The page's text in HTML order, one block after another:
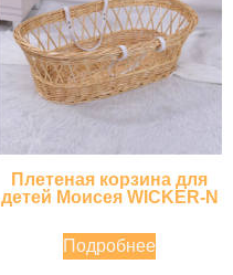
Плетеная корзина для
детей Моисея WICKER-N
Подробнее